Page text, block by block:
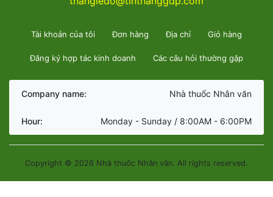
Tài khoản của tôi Đơn hàng Địa chỉ Giỏ hàng
Đăng ký hợp tác kinh doanh Các câu hỏi thường gặp
Company name: Nhà thuốc Nhân văn
Hour: Monday - Sunday / 8:00AM - 6:00PM
Copyright © 2026 Nhà thuốc Nhân văn. All rights reserved.